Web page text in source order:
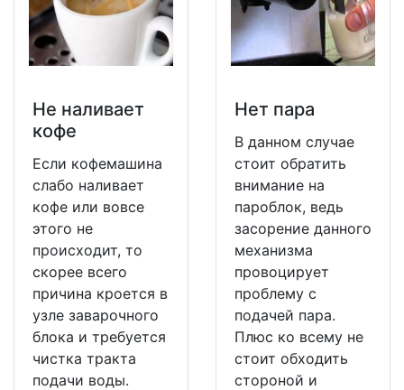
Не наливает
кофе
Если кофемашина
слабо наливает
кофе или вовсе
этого не
происходит, то
скорее всего
причина кроется в
узле заварочного
блока и требуется
чистка тракта
подачи воды.
Нет пара
В данном случае
стоит обратить
внимание на
пароблок, ведь
засорение данного
механизма
провоцирует
проблему с
подачей пара.
Плюс ко всему не
стоит обходить
стороной и